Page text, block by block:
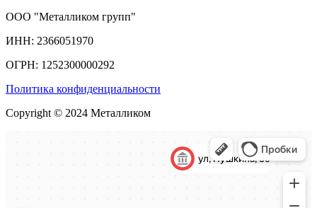
ООО "Металликом групп"
ИНН: 2366051970
ОГРН: 1252300000292
Политика конфиденциальности
Copyright © 2024 Металликом